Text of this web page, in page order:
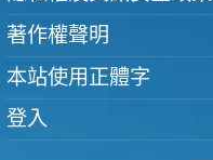
著作權聲明
本站使用正體字
登入